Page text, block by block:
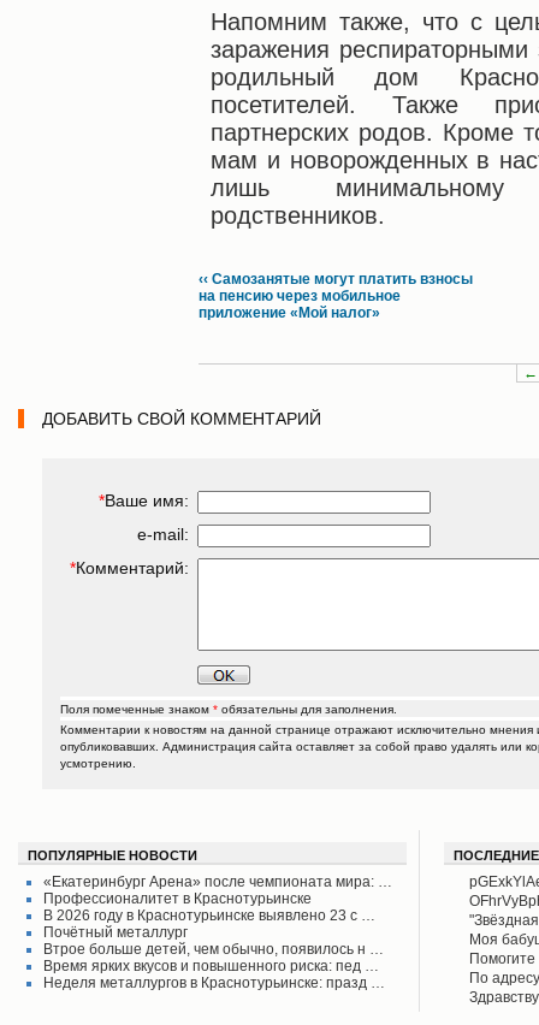
Напомним также, что с
заражения
родильный дом
посетителей. Также
партнерских родов. Кроме
мам и новорожденных в
лишь минимальному
родственников.
‹‹ Самозанятые могут платить взносы
на пенсию через мобильное
приложение «Мой налог»
←
ДОБАВИТЬ СВОЙ КОММЕНТАРИЙ
*Ваше имя:
e-mail:
*Комментарий:
Поля помеченные знаком * обязательны для заполнения.
Комментарии к новостям на данной странице отражают исключительно мнения
опубликовавших. Администрация сайта оставляет за собой право удалять или
усмотрению.
ПОПУЛЯРНЫЕ НОВОСТИ
«Екатеринбург Арена» после чемпионата мира: …
Профессионалитет в Краснотурьинске
В 2026 году в Краснотурьинске выявлено 23 с …
Почётный металлург
Втрое больше детей, чем обычно, появилось н …
Время ярких вкусов и повышенного риска: пед …
Неделя металлургов в Краснотурьинске: празд …
своего
поднял
Моя
Айрих
в
По